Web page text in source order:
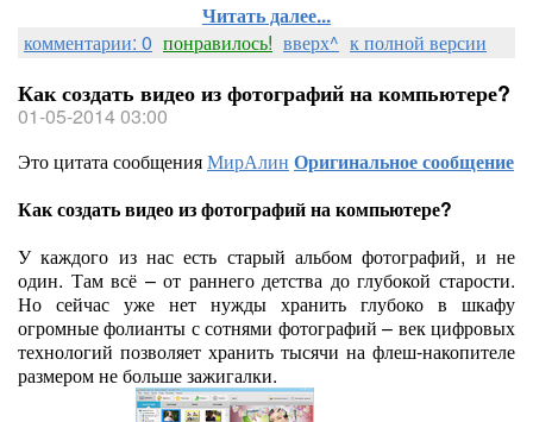
Читать далее...
комментарии: 0 понравилось! вверх^ к полной версии
Как создать видео из фотографий на компьютере?
01-05-2014 03:00
Это цитата сообщенияМирАлин Оригинальное сообщение
Как создать видео из фотографий на компьютере?
У каждого из нас есть старый альбом фотографий, и не
один. Там всё – от раннего детства до глубокой старости.
Но сейчас уже нет нужды хранить глубоко в шкафу
огромные фолианты с сотнями фотографий – век цифровых
технологий позволяет хранить тысячи на флеш-накопителе
размером не больше зажигалки.